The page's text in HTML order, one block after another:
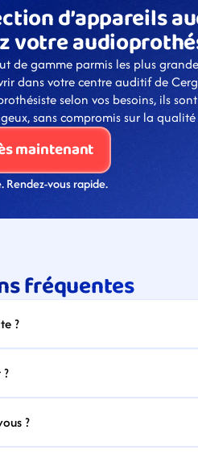
d’appareils
votre
de gamme parmis les plus
dans votre centre auditif de
selon vos besoins, ils
sans compromis sur la
maintenant
vous rapide.
fréquentes
?
?